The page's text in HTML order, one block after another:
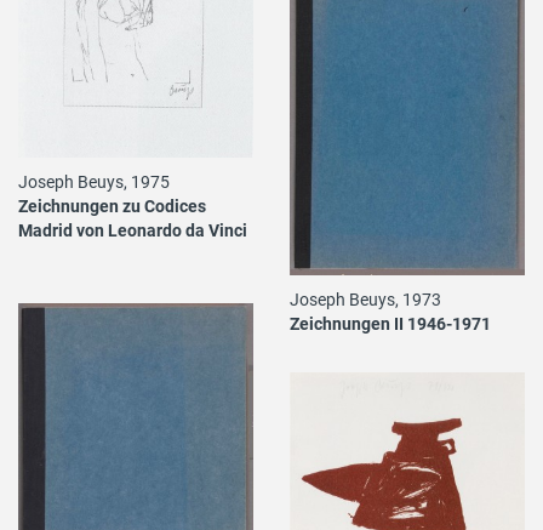
Joseph Beuys, 1975
Zeichnungen zu Codices
Madrid von Leonardo da Vinci
Joseph Beuys, 1973
Zeichnungen II 1946-1971